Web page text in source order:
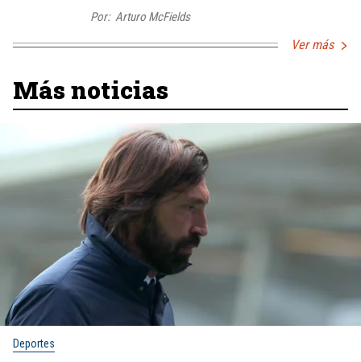
Por: Arturo McFields
Ver más
Más noticias
Deportes